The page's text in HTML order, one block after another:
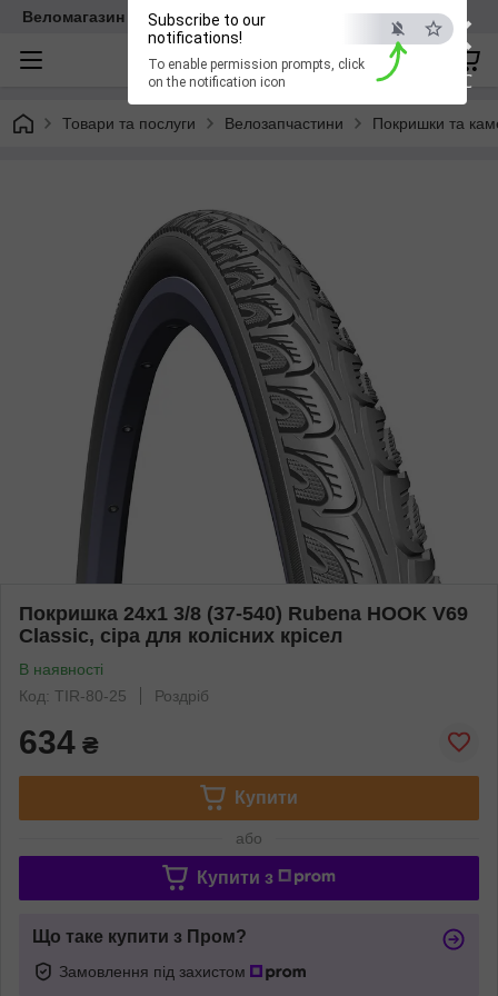
×
ESC
Subscribe to our
notifications!
To enable permission prompts, click
on the notification icon
Веломагазин EasyBike
Товари та послуги Велозапчастини Покришки та
Покришка 24x1 3/8 (37-540) Rubena HOOK V69
Classic, сіра для колісних крісел
В наявності
Код: TIR-80-25
Роздріб
634 ₴
Купити
або
Купити з
Що таке купити з Пром?
Замовлення під захистом